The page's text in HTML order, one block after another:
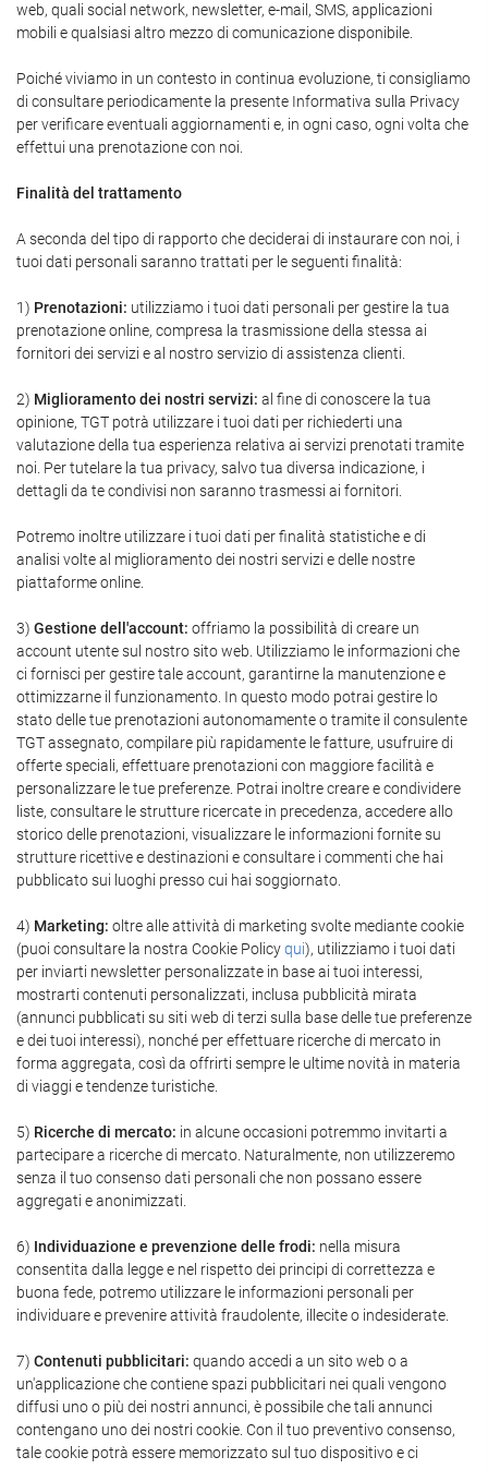
web, quali social network, newsletter, e-mail, SMS, applicazioni
mobili e qualsiasi altro mezzo di comunicazione disponibile.
Poiché viviamo in un contesto in continua evoluzione, ti consigliamo
di consultare periodicamente la presente Informativa sulla Privacy
per verificare eventuali aggiornamenti e, in ogni caso, ogni volta che
effettui una prenotazione con noi.
Finalità del trattamento
A seconda del tipo di rapporto che deciderai di instaurare con noi, i
tuoi dati personali saranno trattati per le seguenti finalità:
1) Prenotazioni: utilizziamo i tuoi dati personali per gestire la tua
prenotazione online, compresa la trasmissione della stessa ai
fornitori dei servizi e al nostro servizio di assistenza clienti.
2) Miglioramento dei nostri servizi: al fine di conoscere la tua
opinione, TGT potrà utilizzare i tuoi dati per richiederti una
valutazione della tua esperienza relativa ai servizi prenotati tramite
noi. Per tutelare la tua privacy, salvo tua diversa indicazione, i
dettagli da te condivisi non saranno trasmessi ai fornitori.
Potremo inoltre utilizzare i tuoi dati per finalità statistiche e di
analisi volte al miglioramento dei nostri servizi e delle nostre
piattaforme online.
3) Gestione dell'account: offriamo la possibilità di creare un
account utente sul nostro sito web. Utilizziamo le informazioni che
ci fornisci per gestire tale account, garantirne la manutenzione e
ottimizzarne il funzionamento. In questo modo potrai gestire lo
stato delle tue prenotazioni autonomamente o tramite il consulente
TGT assegnato, compilare più rapidamente le fatture, usufruire di
offerte speciali, effettuare prenotazioni con maggiore facilità e
personalizzare le tue preferenze. Potrai inoltre creare e condividere
liste, consultare le strutture ricercate in precedenza, accedere allo
storico delle prenotazioni, visualizzare le informazioni fornite su
strutture ricettive e destinazioni e consultare i commenti che hai
pubblicato sui luoghi presso cui hai soggiornato.
4) Marketing: oltre alle attività di marketing svolte mediante cookie
(puoi consultare la nostra Cookie Policyqui), utilizziamo i tuoi dati
per inviarti newsletter personalizzate in base ai tuoi interessi,
mostrarti contenuti personalizzati, inclusa pubblicità mirata
(annunci pubblicati su siti web di terzi sulla base delle tue preferenze
e dei tuoi interessi), nonché per effettuare ricerche di mercato in
forma aggregata, così da offrirti sempre le ultime novità in materia
di viaggi e tendenze turistiche.
5) Ricerche di mercato: in alcune occasioni potremmo invitarti a
partecipare a ricerche di mercato. Naturalmente, non utilizzeremo
senza il tuo consenso dati personali che non possano essere
aggregati e anonimizzati.
6) Individuazione e prevenzione delle frodi: nella misura
consentita dalla legge e nel rispetto dei principi di correttezza e
buona fede, potremo utilizzare le informazioni personali per
individuare e prevenire attività fraudolente, illecite o indesiderate.
7) Contenuti pubblicitari: quando accedi a un sito web o a
un'applicazione che contiene spazi pubblicitari nei quali vengono
diffusi uno o più dei nostri annunci, è possibile che tali annunci
contengano uno dei nostri cookie. Con il tuo preventivo consenso,
tale cookie potrà essere memorizzato sul tuo dispositivo e ci